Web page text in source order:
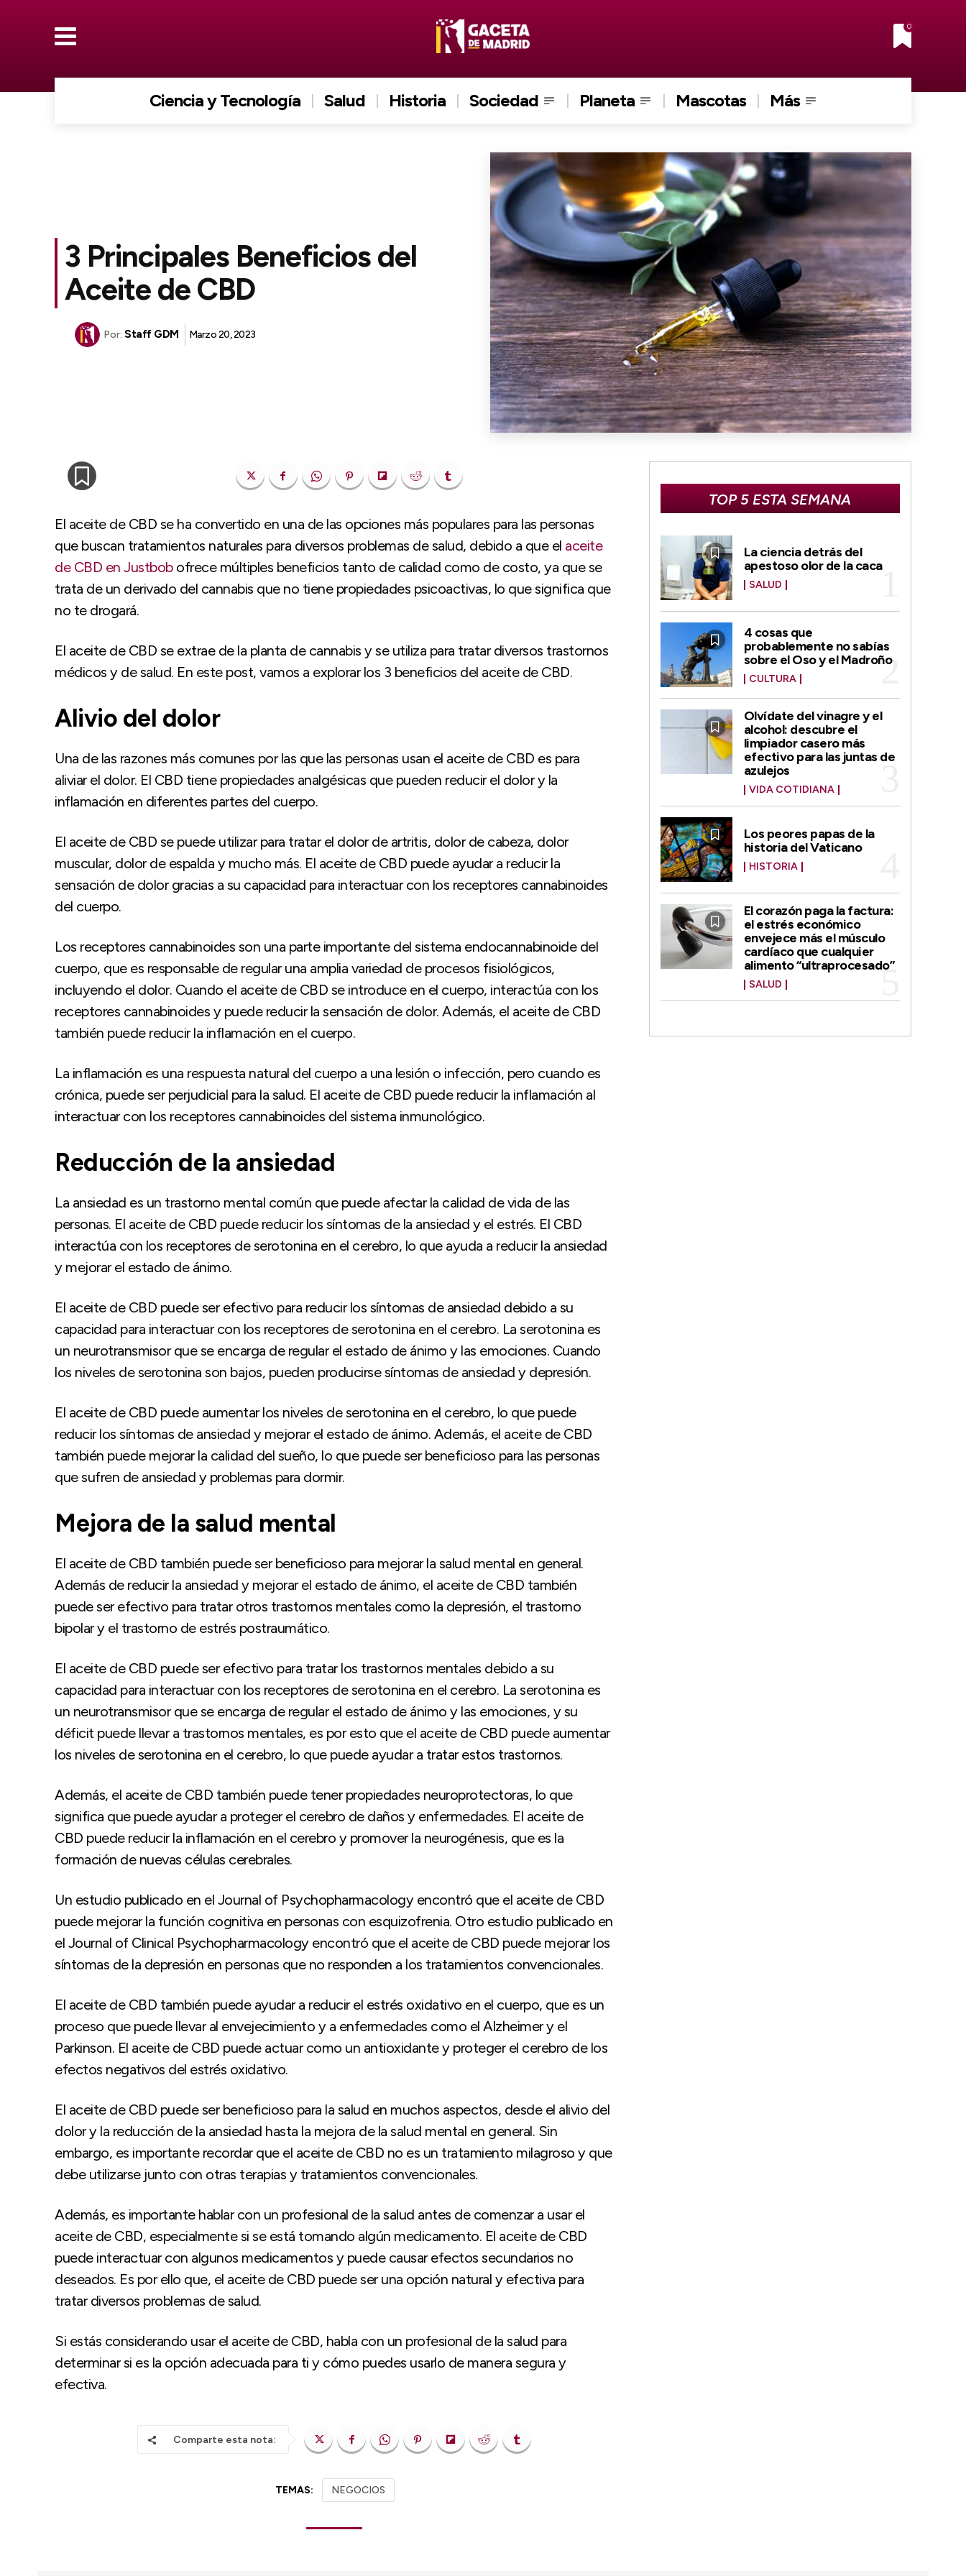
0
Ciencia y Tecnología Salud Historia Sociedad Planeta Mascotas Más
3 Principales Beneficios del
Aceite de CBD
Por: Staff GDM Marzo 20, 2023
El aceite de CBD se ha convertido en una de las opciones más populares para las personas
que buscan tratamientos naturales para diversos problemas de salud, debido a que el aceite
de CBD en Justbobofrece múltiples beneficios tanto de calidad como de costo, ya que se
trata de un derivado del cannabis que no tiene propiedades psicoactivas, lo que significa que
no te drogará.
El aceite de CBD se extrae de la planta de cannabis y se utiliza para tratar diversos trastornos
médicos y de salud. En este post, vamos a explorar los 3 beneficios del aceite de CBD.
Alivio del dolor
Una de las razones más comunes por las que las personas usan el aceite de CBD es para
aliviar el dolor. El CBD tiene propiedades analgésicas que pueden reducir el dolor y la
inflamación en diferentes partes del cuerpo.
El aceite de CBD se puede utilizar para tratar el dolor de artritis, dolor de cabeza, dolor
muscular, dolor de espalda y mucho más. El aceite de CBD puede ayudar a reducir la
sensación de dolor gracias a su capacidad para interactuar con los receptores cannabinoides
del cuerpo.
Los receptores cannabinoides son una parte importante del sistema endocannabinoide del
cuerpo, que es responsable de regular una amplia variedad de procesos fisiológicos,
incluyendo el dolor. Cuando el aceite de CBD se introduce en el cuerpo, interactúa con los
receptores cannabinoides y puede reducir la sensación de dolor. Además, el aceite de CBD
también puede reducir la inflamación en el cuerpo.
La inflamación es una respuesta natural del cuerpo a una lesión o infección, pero cuando es
crónica, puede ser perjudicial para la salud. El aceite de CBD puede reducir la inflamación al
interactuar con los receptores cannabinoides del sistema inmunológico.
Reducción de la ansiedad
La ansiedad es un trastorno mental común que puede afectar la calidad de vida de las
personas. El aceite de CBD puede reducir los síntomas de la ansiedad y el estrés. El CBD
interactúa con los receptores de serotonina en el cerebro, lo que ayuda a reducir la ansiedad
y mejorar el estado de ánimo.
El aceite de CBD puede ser efectivo para reducir los síntomas de ansiedad debido a su
capacidad para interactuar con los receptores de serotonina en el cerebro. La serotonina es
un neurotransmisor que se encarga de regular el estado de ánimo y las emociones. Cuando
los niveles de serotonina son bajos, pueden producirse síntomas de ansiedad y depresión.
El aceite de CBD puede aumentar los niveles de serotonina en el cerebro, lo que puede
reducir los síntomas de ansiedad y mejorar el estado de ánimo. Además, el aceite de CBD
también puede mejorar la calidad del sueño, lo que puede ser beneficioso para las personas
que sufren de ansiedad y problemas para dormir.
Mejora de la salud mental
El aceite de CBD también puede ser beneficioso para mejorar la salud mental en general.
Además de reducir la ansiedad y mejorar el estado de ánimo, el aceite de CBD también
puede ser efectivo para tratar otros trastornos mentales como la depresión, el trastorno
bipolar y el trastorno de estrés postraumático.
El aceite de CBD puede ser efectivo para tratar los trastornos mentales debido a su
capacidad para interactuar con los receptores de serotonina en el cerebro. La serotonina es
un neurotransmisor que se encarga de regular el estado de ánimo y las emociones, y su
déficit puede llevar a trastornos mentales, es por esto que el aceite de CBD puede aumentar
los niveles de serotonina en el cerebro, lo que puede ayudar a tratar estos trastornos.
Además, el aceite de CBD también puede tener propiedades neuroprotectoras, lo que
significa que puede ayudar a proteger el cerebro de daños y enfermedades. El aceite de
CBD puede reducir la inflamación en el cerebro y promover la neurogénesis, que es la
formación de nuevas células cerebrales.
Un estudio publicado en el Journal of Psychopharmacology encontró que el aceite de CBD
puede mejorar la función cognitiva en personas con esquizofrenia. Otro estudio publicado en
el Journal of Clinical Psychopharmacology encontró que el aceite de CBD puede mejorar los
síntomas de la depresión en personas que no responden a los tratamientos convencionales.
El aceite de CBD también puede ayudar a reducir el estrés oxidativo en el cuerpo, que es un
proceso que puede llevar al envejecimiento y a enfermedades como el Alzheimer y el
Parkinson. El aceite de CBD puede actuar como un antioxidante y proteger el cerebro de los
efectos negativos del estrés oxidativo.
El aceite de CBD puede ser beneficioso para la salud en muchos aspectos, desde el alivio del
dolor y la reducción de la ansiedad hasta la mejora de la salud mental en general. Sin
embargo, es importante recordar que el aceite de CBD no es un tratamiento milagroso y que
debe utilizarse junto con otras terapias y tratamientos convencionales.
Además, es importante hablar con un profesional de la salud antes de comenzar a usar el
aceite de CBD, especialmente si se está tomando algún medicamento. El aceite de CBD
puede interactuar con algunos medicamentos y puede causar efectos secundarios no
deseados. Es por ello que, el aceite de CBD puede ser una opción natural y efectiva para
tratar diversos problemas de salud.
Si estás considerando usar el aceite de CBD, habla con un profesional de la salud para
determinar si es la opción adecuada para ti y cómo puedes usarlo de manera segura y
efectiva.
Comparte esta nota:
TEMAS: NEGOCIOS
TOP 5 ESTA SEMANA
La ciencia detrás del
apestoso olor de la caca
SALUD
4 cosas que
probablemente no sabías
sobre el Oso y el Madroño
CULTURA
Olvídate del vinagre y el
alcohol: descubre el
limpiador casero más
efectivo para las juntas de
azulejos
VIDA COTIDIANA
Los peores papas de la
historia del Vaticano
HISTORIA
El corazón paga la factura:
el estrés económico
envejece más el músculo
cardíaco que cualquier
alimento “ultraprocesado”
SALUD